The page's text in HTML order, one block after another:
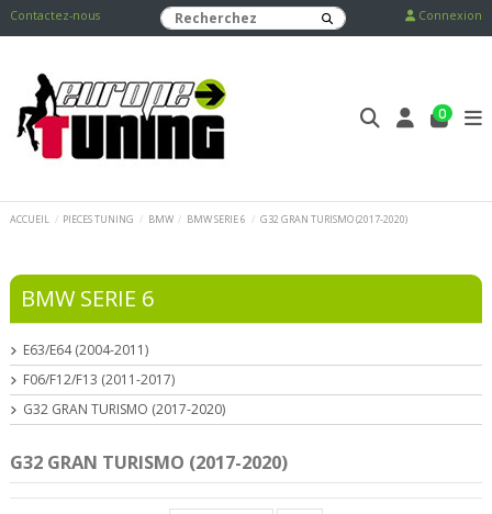
Contactez-nous Connexion
0
ACCUEIL PIECES TUNING BMW BMW SERIE 6 G32 GRAN TURISMO (2017-2020)
G32 GRAN TURISMO (2017-2020)
BMW SERIE 6
E63/E64 (2004-2011)
F06/F12/F13 (2011-2017)
G32 GRAN TURISMO (2017-2020)